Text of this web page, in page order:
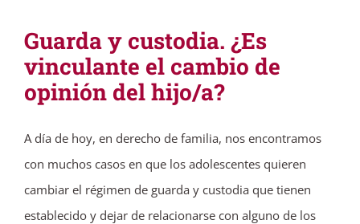
Guarda y custodia. ¿Es
vinculante el cambio de
opinión del hijo/a?
A día de hoy, en derecho de familia, nos encontramos
con muchos casos en que los adolescentes quieren
cambiar el régimen de guarda y custodia que tienen
establecido y dejar de relacionarse con alguno de los